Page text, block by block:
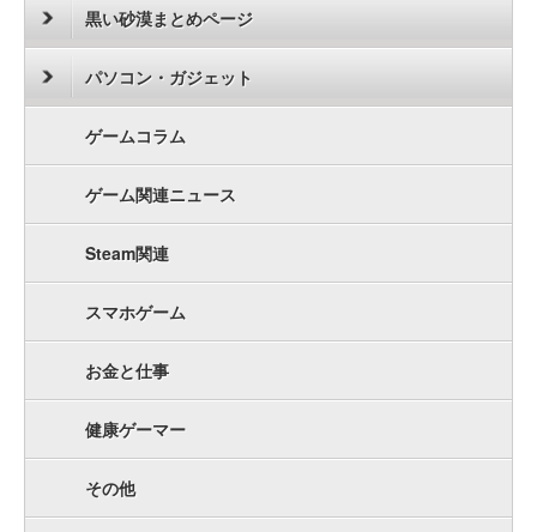
黒い砂漠まとめページ
パソコン・ガジェット
ゲームコラム
ゲーム関連ニュース
Steam関連
スマホゲーム
お金と仕事
健康ゲーマー
その他